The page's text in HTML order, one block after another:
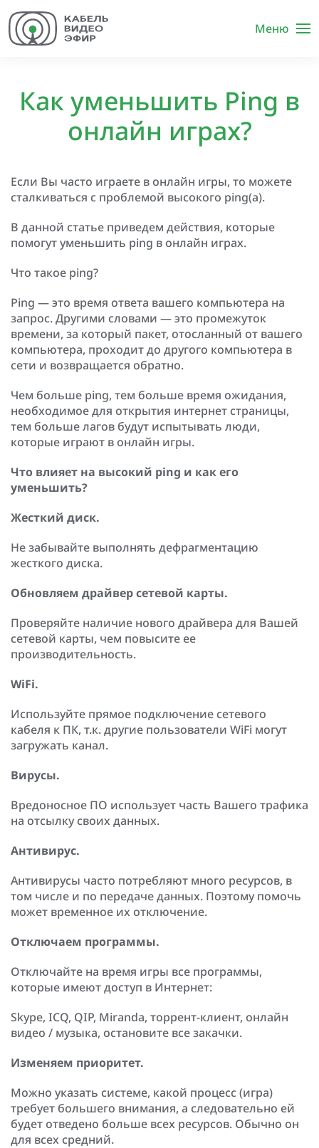
Меню
Как уменьшить Ping в
онлайн играх?
Если Вы часто играете в онлайн игры, то можете
сталкиваться с проблемой высокого ping(а).
В данной статье приведем действия, которые
помогут уменьшить ping в онлайн играх.
Что такое ping?
Ping — это время ответа вашего компьютера на
запрос. Другими словами — это промежуток
времени, за который пакет, отосланный от вашего
компьютера, проходит до другого компьютера в
сети и возвращается обратно.
Чем больше ping, тем больше время ожидания,
необходимое для открытия интернет страницы,
тем больше лагов будут испытывать люди,
которые играют в онлайн игры.
Что влияет на высокий ping и как его
уменьшить?
Жесткий диск.
Не забывайте выполнять дефрагментацию
жесткого диска.
Обновляем драйвер сетевой карты.
Проверяйте наличие нового драйвера для Вашей
сетевой карты, чем повысите ее
производительность.
WiFi.
Используйте прямое подключение сетевого
кабеля к ПК, т.к. другие пользователи WiFi могут
загружать канал.
Вирусы.
Вредоносное ПО использует часть Вашего трафика
на отсылку своих данных.
Антивирус.
Антивирусы часто потребляют много ресурсов, в
том числе и по передаче данных. Поэтому помочь
может временное их отключение.
Отключаем программы.
Отключайте на время игры все программы,
которые имеют доступ в Интернет:
Skype, ICQ, QIP, Miranda, торрент-клиент, онлайн
видео / музыка, остановите все закачки.
Изменяем приоритет.
Можно указать системе, какой процесс (игра)
требует большего внимания, а следовательно ей
будет отведено больше всех ресурсов. Обычно он
для всех средний.